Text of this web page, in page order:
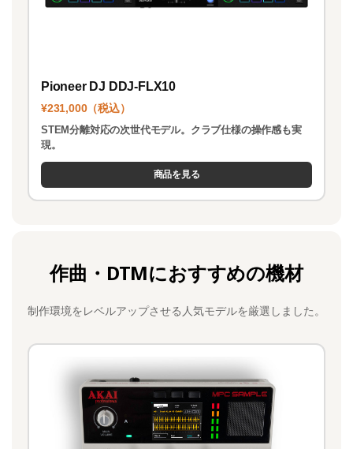
Pioneer DJ DDJ-FLX10
¥231,000（税込）
STEM分離対応の次世代モデル。クラブ仕様の操作感も実
現。
商品を見る
作曲・DTMにおすすめの機材
制作環境をレベルアップさせる人気モデルを厳選しました。